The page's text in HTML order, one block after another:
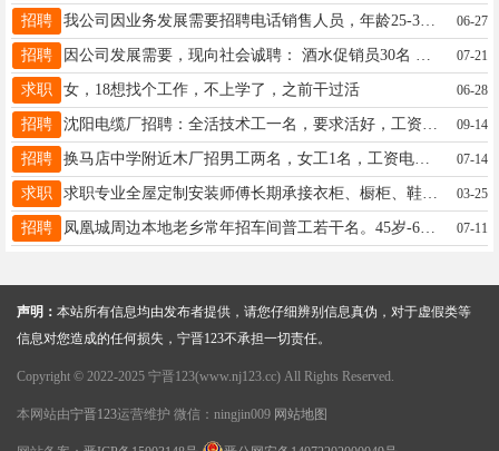
招聘 我公司因业务发展需要招聘电话销售人员，年龄25-36岁，法定节假日休，无责底薪3000+提成，综合薪资6000+，上班时间8:30-18：00，地点：方大科技园，联系人赵经理：19331905736 06-27
招聘 07-21
求职 女，18想找个工作，不上学了，之前干过活 06-28
招聘 09-14
招聘 换马店中学附近木厂招男工两名，女工1名，工资电话联系，13231916652.13363766652 07-14
求职 求职专业全屋定制安装师傅长期承接衣柜、橱柜、鞋柜、酒柜、榻榻米等全屋定制安装。手艺精细、价格合理、售后无忧、做事靠谱。欢迎各位老板派单可长期合作！电话13131943304 03-25
招聘 凤凰城周边本地老乡常年招车间普工若干名。45岁-60岁，男女均可； 身体健康，无基础大病、慢性病，能适应车间正常上班节奏； 为人忠厚老实，踏实肯干、服从管理，想长期稳定务工； 无需学历、无需塑料行业经验，零基础免费培训上岗。 简单手工操作，工序轻松，流水线作业，常年货源稳定。 工资面议，绝不拖欠工钱。 联系人：王老板 联系电话：13131952575 面试时间：白天随时可到厂参观试活，合适当天入职！ 诚心找长期工作的欢迎，眼高手低、短期过渡请勿打扰！ 07-11
声明： 本站所有信息均由发布者提供，请您仔细辨别信息真伪，对于虚假类等
信息对您造成的任何损失，宁晋123不承担一切责任。
Copyright © 2022-2025 宁晋123(www.nj123.cc) All Rights Reserved.
本网站由宁晋123运营维护 微信：ningjin009 网站地图